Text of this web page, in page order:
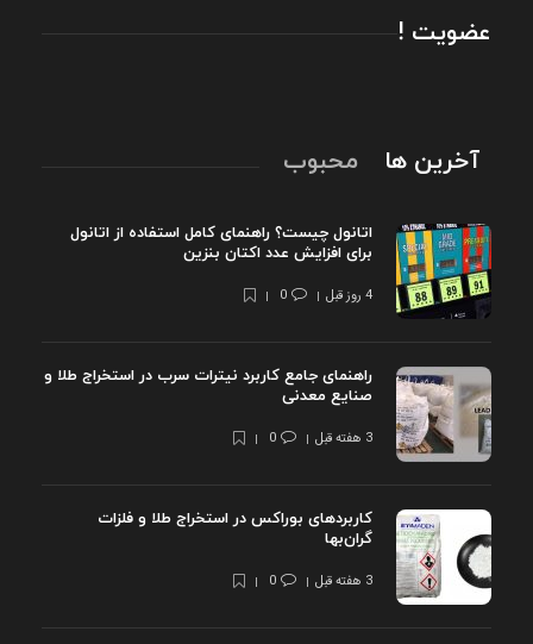
عضویت !
آخرین ها محبوب
اتانول چیست؟ راهنمای کامل استفاده از اتانول
برای افزایش عدد اکتان بنزین
4 روز قبل 0
راهنمای جامع کاربرد نیترات سرب در استخراج طلا و
صنایع معدنی
3 هفته قبل 0
کاربردهای بوراکس در استخراج طلا و فلزات
گران‌بها
3 هفته قبل 0